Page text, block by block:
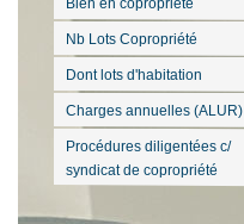
Nb Lots Copropriété
Dont lots d'habitation
Charges annuelles (ALUR)
Procédures diligentées c/
syndicat de copropriété